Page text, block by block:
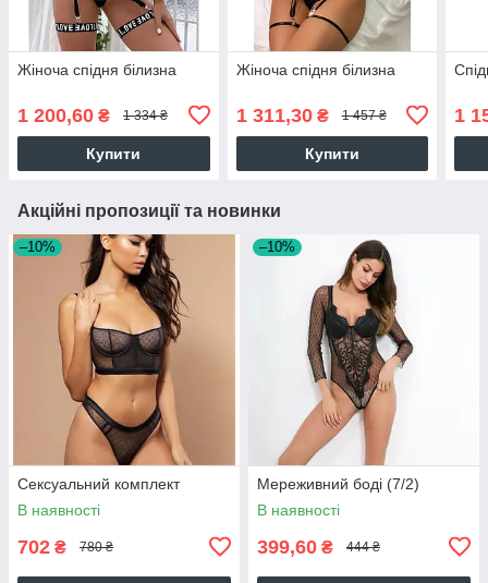
Жіноча спідня білизна
1 200,60 ₴ 1 334 ₴
Купити
Жіноча спідня білизна
1 311,30₴ 1 457 ₴
Купити
1
Акційні пропозиції та новинки
–10%
Сексуальний комплект
В наявності
702 ₴ 780 ₴
–10%
Мереживний боді (7/2)
В наявності
399,60 ₴ 444 ₴